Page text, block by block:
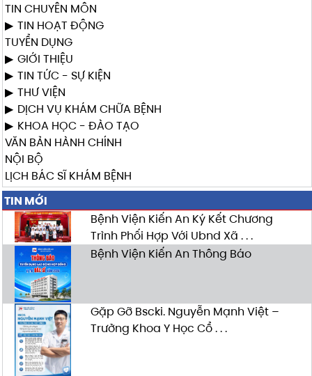
TIN CHUYÊN MÔN
TIN HOẠT ĐỘNG
TUYỂN DỤNG
GIỚI THIỆU
TIN TỨC - SỰ KIỆN
THƯ VIỆN
DỊCH VỤ KHÁM CHỮA BỆNH
KHOA HỌC - ĐÀO TẠO
VĂN BẢN HÀNH CHÍNH
NỘI BỘ
LỊCH BÁC SĨ KHÁM BỆNH
TIN MỚI
Bệnh Viện Kiến An Ký Kết Chương
Trình Phối Hợp Với Ubnd Xã . . .
Bệnh Viện Kiến An Thông Báo
Gặp Gỡ Bscki. Nguyễn Mạnh Việt –
Trưởng Khoa Y Học Cổ . . .